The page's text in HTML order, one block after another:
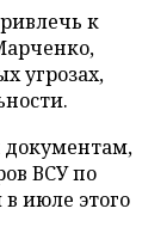
к
угрозах,
документам,
ВСУ по
июле этого